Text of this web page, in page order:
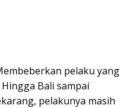
pelaku yang
Bali sampai
pelakunya masih